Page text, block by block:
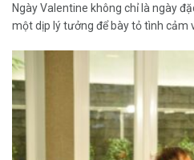
Ngày Valentine không chỉ là ngày
một dịp lý tưởng để bày tỏ tình cảm